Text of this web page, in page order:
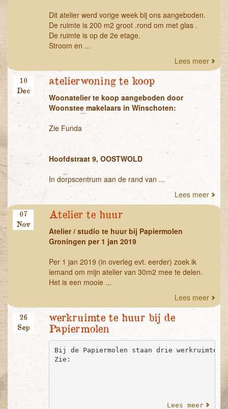
Dit atelier werd vorige week bij ons aangeboden.
De ruimte is 200 m2 groot .rond om met glas .
De ruimte is op de 2e etage.
Stroom en ...
Lees meer
10
Dec
atelierwoning te koop
Woonatelier te koop aangeboden door
Woonstee makelaars in Winschoten:
Zie Funda
Hoofdstraat 9, OOSTWOLD
In dorpscentrum aan de rand van ...
Lees meer
07
Nov
Atelier te huur
Atelier / studio te huur bij Papiermolen
Groningen per 1 jan 2019
Per 1 jan 2019 (in overleg evt. eerder) zoek ik
iemand om mijn atelier van 30m2 mee te delen.
Het is een mooie ...
Lees meer
26
Sep
werkruimte te huur bij de
Papiermolen
Bij de Papiermolen staan drie werkruimtes
Lees meer